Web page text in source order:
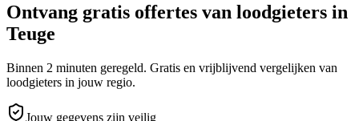
Ontvang gratis offertes van loodgieters in
Teuge
Binnen 2 minuten geregeld. Gratis en vrijblijvend vergelijken van
loodgieters in jouw regio.
Jouw gegevens zijn veilig